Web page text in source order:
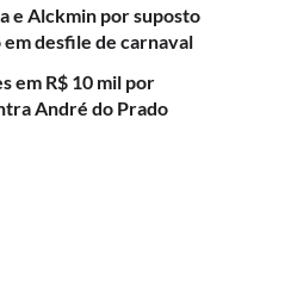
e Alckmin por suposto
desfile de carnaval
em R$ 10 mil por
André do Prado